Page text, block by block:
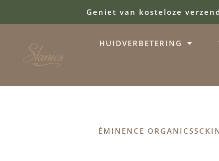
Geniet van kosteloze
HUIDVERBETERING
ÉMINENCE ORGANICS